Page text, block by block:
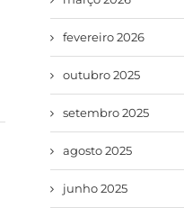
fevereiro 2026
outubro 2025
setembro 2025
agosto 2025
junho 2025